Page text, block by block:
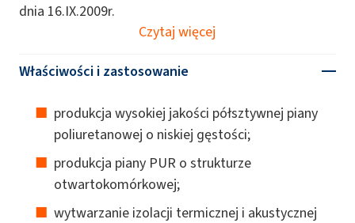
dnia 16.IX.2009r.
Czytaj więcej
Właściwości i zastosowanie
produkcja wysokiej jakości półsztywnej piany
poliuretanowej o niskiej gęstości;
produkcja piany PUR o strukturze
otwartokomórkowej;
wytwarzanie izolacji termicznej i akustycznej